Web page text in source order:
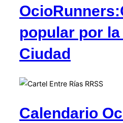
popular por la
Ciudad
Calendario